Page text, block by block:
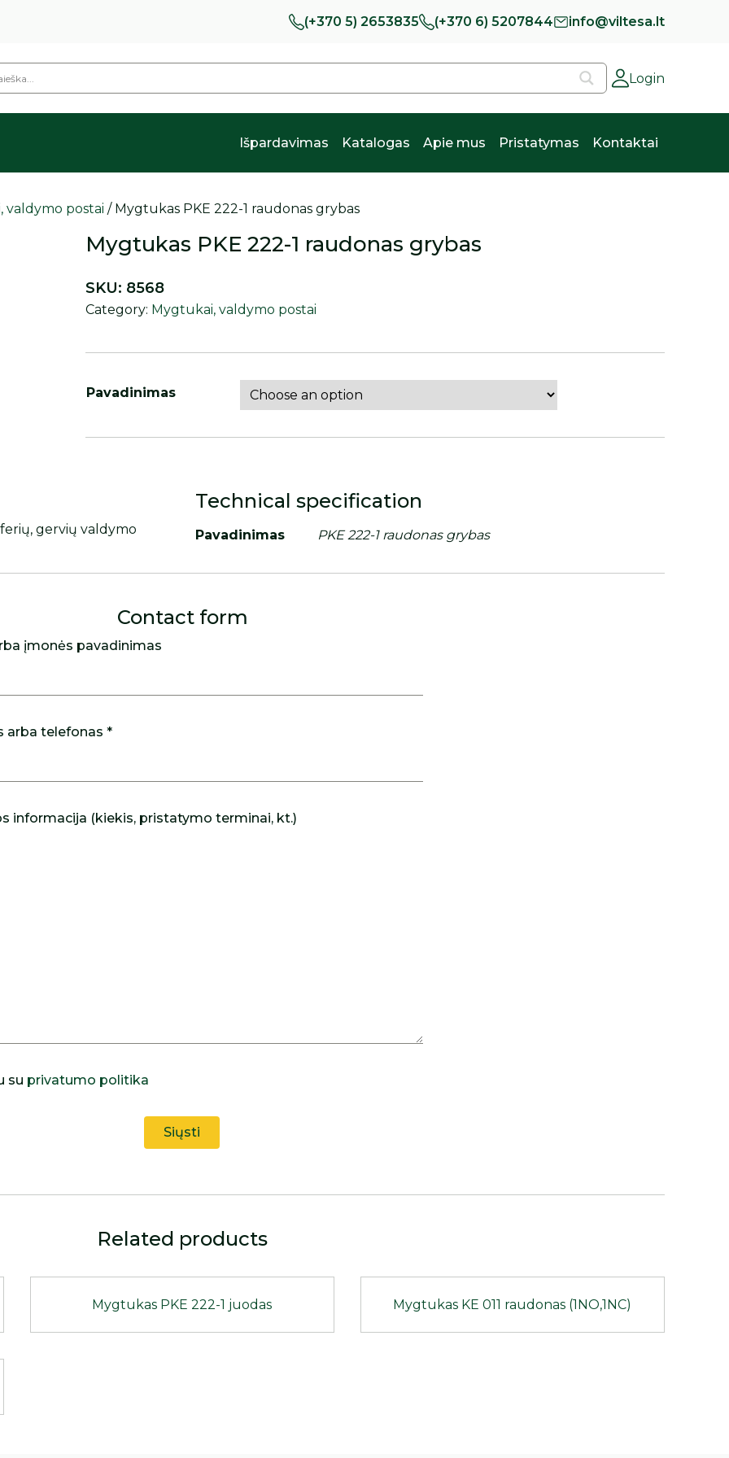
(+370 5) 2653835 (+370 6) 5207844 info@viltesa.lt
Login
Išpardavimas Katalogas Apie mus Pristatymas Kontaktai
valdymo postai / Mygtukas PKE 222-1 raudonas grybas
Mygtukas PKE 222-1 raudonas grybas
Pavadinimas
SKU: 8568
Category: Mygtukai, valdymo postai
gervių valdymo
Technical specification
Pavadinimas PKE 222-1 raudonas grybas
Contact form
įmonės pavadinimas
arba telefonas *
informacija (kiekis, pristatymo terminai, kt.)
su privatumo politika
Related products
Mygtukas PKE 222-1 juodas Mygtukas KE 011 raudonas (1NO,1NC)